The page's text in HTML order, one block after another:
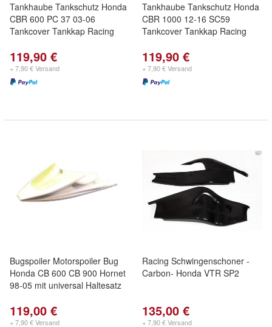
Tankhaube Tankschutz Honda
CBR 600 PC 37 03-06
Tankcover Tankkap Racing
119,90 €
+ 7,90 € Versand
Tankhaube Tankschutz Honda
CBR 1000 12-16 SC59
Tankcover Tankkap Racing
119,90 €
+ 7,90 € Versand
Bugspoiler Motorspoiler Bug
Honda CB 600 CB 900 Hornet
98-05 mit universal Haltesatz
119,00 €
+ 7,90 € Versand
Racing Schwingenschoner -
Carbon- Honda VTR SP2
135,00 €
+ 7,90 € Versand